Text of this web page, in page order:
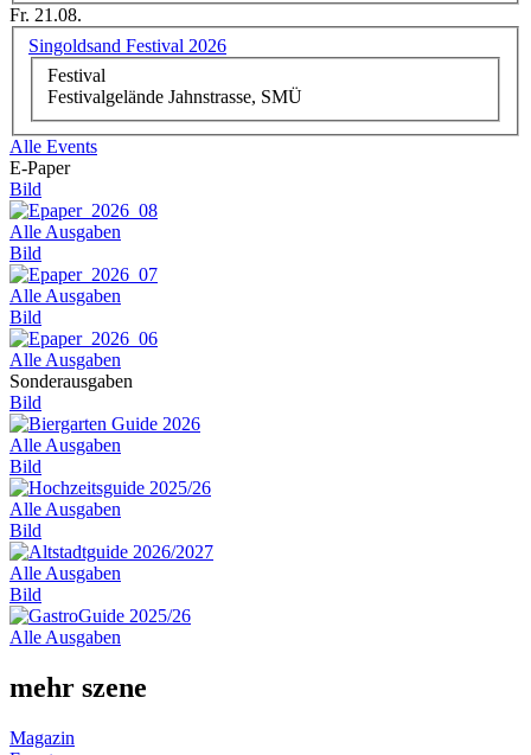
Fr. 21.08.
Singoldsand Festival 2026
Festival
Festivalgelände Jahnstrasse, SMÜ
Alle Events
E-Paper
Bild
Alle Ausgaben
Bild
Alle Ausgaben
Bild
Alle Ausgaben
Sonderausgaben
Bild
Alle Ausgaben
Bild
Alle Ausgaben
Bild
Alle Ausgaben
Bild
Alle Ausgaben
mehr szene
Magazin